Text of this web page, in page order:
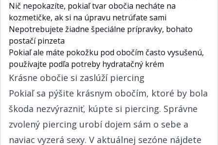
Nič nepokazíte, pokiaľ tvar obočia necháte na
kozmetičke, ak si na úpravu netrúfate sami​​​​‌ ‍ ​‍​‍‌‍ ‌ ​‍‌‍‍‌‌‍‌ ‌‍‍‌‌‍ ‍​‍​‍​ ‍‍​‍​‍‌ ​ ‌‍​‌‌‍ ‍‌‍‍‌‌ ‌​‌ ‍‌​‍ ‍‌‍‍‌‌‍ ​‍​‍​‍ ​​‍​‍‌‍‍​‌ ​‍‌‍‌‌‌‍‌‍​‍​‍​ ‍‍​‍​‍‌‍‍​‌ ‌​‌ ‌​‌ ​​​ ‍‍​‍ ​‍ ‌‍ ​‌‍ ‌‍​ ‌‍​‌‌‍ ​‌‍‍​‌‍ ‌ ​ ‌ ‌​​ ‍‍​ ​ ​ ​​​ ​​​ ​​​‍ ‌ ​ ‌ ‌​‌ ‌‌‌‍‌​‌‍‍‌‌‍ ​‍ ‌‍‍‌‌‍ ‍‌ ‌​‌‍‌‌‌‍ ‍‌ ‌​​‍ ‌‍‌‌‌‍‌​‌‍‍‌‌ ‌​​‍ ‌‍ ‌‌‍ ‌‍‌​‌‍‌‌​ ‌‌ ​​‌ ​‍‌‍‌‌‌ ​ ‌‍‌‌‌‍ ‍‌ ‌​‌‍​‌‌ ‌​‌‍‍‌‌‍ ‌‍ ‍​ ‍ ‌‍‍‌‌‍‌​​ ‌‌ ​​‌‍ ‌ ​ ‌ ‌​​‍ ‌​ ​‍​ ‍​​ ‌‍​ ‌​​ ‍​​ ​ ​ ‍ ‌ ‌​‌ ‍‌‌ ​​‌‍‌‌​ ‌‌ ​​‌‍ ‌ ​ ‌ ‌​​ ‍ ‌ ​​‌‍​‌‌ ‌​‌‍‍​​ ‌‌‍​ ‌‍ ‌‍ ‍‌ ‌​‌‍‌‌‌‍ ‍‌ ‌​​‍‌‌​ ‌‌‌​​‍‌‌ ‌‍‍ ‌‍‌‌‌ ‍‌​‍‌‌​ ​ ‌​‌​​‍‌‌​ ​ ‌​‌​​‍‌‌​ ​‍​ ​‍​ ‌ ​ ​ ​ ‌‌​ ‌‍‌‍​‌‌‍‌​​ ​‌​ ‌‌​ ​ ‌‍​‌​ ​‍​ ‍​​‍‌‌​ ​‍​ ​‍​‍‌‌​ ‌‌‌​‌​​‍ ‍‌‍​ ‌‍‍​‌‍‍‌‌‍ ​‌‍‌​‌ ​‍‌‍‌‌‌‍ ‍​‍‌‌​ ‌‌‌​​‍‌‌ ‌‍‍ ‌‍‌‌‌ ‍‌​‍‌‌​ ​ ‌​‌​​‍‌‌​ ​ ‌​‌​​‍‌‌​ ​‍​ ​‍​ ‌ ​ ​ ​ ‌‌​ ‌‍‌‍​‌‌‍‌​​ ​‌​ ‌‌​ ​ ‌‍​‌​ ​‍​ ‍​​ ​​​‍‌‌​ ​‍​ ​‍​‍‌‌​ ‌‌‌​‌​​‍ ‍‌ ‌​‌‍‌‌‌ ‍​‌ ‌​​ ‌‍​‍‌‍​‌‌ ​ ‌‍‌‌‌‌‌‌‌ ​‍‌‍ ​​ ‌‌‍‍​‌ ‌​‌ ‌​‌ ​​​‍‌‌​ ​ ‌​​‌​‍‌‌​ ​‍‌​‌‍​‍‌‌​ ​‍‌​‌‍‌‍ ​‌‍ ‌‍​ ‌‍​‌‌‍ ​‌‍‍​‌‍ ‌ ​ ‌ ‌​​‍‌‌​ ​ ‌​​‌​ ​ ​ ​​​ ​​​ ​​​‍‌‌​ ​‍‌​‌‍‌ ​ ‌ ‌​‌ ‌‌‌‍‌​‌‍‍‌‌‍ ​‍‌‍‌‍‍‌‌‍‌​​ ‌‌ ​​‌‍ ‌ ​ ‌ ‌​​‍ ‌​ ​‍​ ‍​​ ‌‍​ ‌​​ ‍​​ ​ ​‍‌‍‌ ‌​‌ ‍‌‌ ​​‌‍‌‌​ ‌‌ ​​‌‍ ‌ ​ ‌ ‌​​‍‌‍‌ ​​‌‍​‌‌ ‌​‌‍‍​​ ‌‌‍​ ‌‍ ‌‍ ‍‌ ‌​‌‍‌‌‌‍ ‍‌ ‌​​‍‌‌​ ‌‌‌​​‍‌‌ ‌‍‍ ‌‍‌‌‌ ‍‌​‍‌‌​ ​ ‌​‌​​‍‌‌​ ​ ‌​‌​​‍‌‌​ ​‍​ ​‍​ ‌ ​ ​ ​ ‌‌​ ‌‍‌‍​‌‌‍‌​​ ​‌​ ‌‌​ ​ ‌‍​‌​ ​‍​ ‍​​‍‌‌​ ​‍​ ​‍​‍‌‌​ ‌‌‌​‌​​‍ ‍‌‍​ ‌‍‍​‌‍‍‌‌‍ ​‌‍‌​‌ ​‍‌‍‌‌‌‍ ‍​‍‌‌​ ‌‌‌​​‍‌‌ ‌‍‍ ‌‍‌‌‌ ‍‌​‍‌‌​ ​ ‌​‌​​‍‌‌​ ​ ‌​‌​​‍‌‌​ ​‍​ ​‍​ ‌ ​ ​ ​ ‌‌​ ‌‍‌‍​‌‌‍‌​​ ​‌​ ‌‌​ ​ ‌‍​‌​ ​‍​ ‍​​ ​​​‍‌‌​ ​‍​ ​‍​‍‌‌​ ‌‌‌​‌​​‍ ‍‌ ‌​‌‍‌‌‌ ‍​‌ ‌​​‍‌‍‌ ​​‌‍‌‌‌ ​‍‌ ​ ‌ ​​‌‍‌‌‌‍​ ‌ ‌​‌‍‍‌‌ ‌‍‌‍‌‌​ ‌‌ ​​‌ ‌‌‌‍​‍‌‍ ​‌‍‍‌‌ ​ ‌‍‍​‌‍‌‌‌‍‌​​‍​‍‌ ‌
Nepotrebujete žiadne špeciálne prípravky, bohato
postačí pinzeta​​​​‌ ‍ ​‍​‍‌‍ ‌ ​‍‌‍‍‌‌‍‌ ‌‍‍‌‌‍ ‍​‍​‍​ ‍‍​‍​‍‌ ​ ‌‍​‌‌‍ ‍‌‍‍‌‌ ‌​‌ ‍‌​‍ ‍‌‍‍‌‌‍ ​‍​‍​‍ ​​‍​‍‌‍‍​‌ ​‍‌‍‌‌‌‍‌‍​‍​‍​ ‍‍​‍​‍‌‍‍​‌ ‌​‌ ‌​‌ ​​​ ‍‍​‍ ​‍ ‌‍ ​‌‍ ‌‍​ ‌‍​‌‌‍ ​‌‍‍​‌‍ ‌ ​ ‌ ‌​​ ‍‍​ ​ ​ ​​​ ​​​ ​​​‍ ‌ ​ ‌ ‌​‌ ‌‌‌‍‌​‌‍‍‌‌‍ ​‍ ‌‍‍‌‌‍ ‍‌ ‌​‌‍‌‌‌‍ ‍‌ ‌​​‍ ‌‍‌‌‌‍‌​‌‍‍‌‌ ‌​​‍ ‌‍ ‌‌‍ ‌‍‌​‌‍‌‌​ ‌‌ ​​‌ ​‍‌‍‌‌‌ ​ ‌‍‌‌‌‍ ‍‌ ‌​‌‍​‌‌ ‌​‌‍‍‌‌‍ ‌‍ ‍​ ‍ ‌‍‍‌‌‍‌​​ ‌‌ ​​‌‍ ‌ ​ ‌ ‌​​‍ ‌​ ​‍​ ‍​​ ‌‍​ ‌​​ ‍​​ ​ ​ ‍ ‌ ‌​‌ ‍‌‌ ​​‌‍‌‌​ ‌‌ ​​‌‍ ‌ ​ ‌ ‌​​ ‍ ‌ ​​‌‍​‌‌ ‌​‌‍‍​​ ‌‌‍​ ‌‍ ‌‍ ‍‌ ‌​‌‍‌‌‌‍ ‍‌ ‌​​‍‌‌​ ‌‌‌​​‍‌‌ ‌‍‍ ‌‍‌‌‌ ‍‌​‍‌‌​ ​ ‌​‌​​‍‌‌​ ​ ‌​‌​​‍‌‌​ ​‍​ ​‍​ ‌​​ ​‌​ ‍‌​ ‌‍‌‍​‌‌‍​‌​ ​ ‌‍‌​​ ‌​​ ​‌​ ‍‌​ ​​​‍‌‌​ ​‍​ ​‍​‍‌‌​ ‌‌‌​‌​​‍ ‍‌‍​ ‌‍‍​‌‍‍‌‌‍ ​‌‍‌​‌ ​‍‌‍‌‌‌‍ ‍​‍‌‌​ ‌‌‌​​‍‌‌ ‌‍‍ ‌‍‌‌‌ ‍‌​‍‌‌​ ​ ‌​‌​​‍‌‌​ ​ ‌​‌​​‍‌‌​ ​‍​ ​‍​ ‌​​ ​‌​ ‍‌​ ‌‍‌‍​‌‌‍​‌​ ​ ‌‍‌​​ ‌​​ ​‌​ ‍‌​ ​​​ ​​​‍‌‌​ ​‍​ ​‍​‍‌‌​ ‌‌‌​‌​​‍ ‍‌ ‌​‌‍‌‌‌ ‍​‌ ‌​​ ‌‍​‍‌‍​‌‌ ​ ‌‍‌‌‌‌‌‌‌ ​‍‌‍ ​​ ‌‌‍‍​‌ ‌​‌ ‌​‌ ​​​‍‌‌​ ​ ‌​​‌​‍‌‌​ ​‍‌​‌‍​‍‌‌​ ​‍‌​‌‍‌‍ ​‌‍ ‌‍​ ‌‍​‌‌‍ ​‌‍‍​‌‍ ‌ ​ ‌ ‌​​‍‌‌​ ​ ‌​​‌​ ​ ​ ​​​ ​​​ ​​​‍‌‌​ ​‍‌​‌‍‌ ​ ‌ ‌​‌ ‌‌‌‍‌​‌‍‍‌‌‍ ​‍‌‍‌‍‍‌‌‍‌​​ ‌‌ ​​‌‍ ‌ ​ ‌ ‌​​‍ ‌​ ​‍​ ‍​​ ‌‍​ ‌​​ ‍​​ ​ ​‍‌‍‌ ‌​‌ ‍‌‌ ​​‌‍‌‌​ ‌‌ ​​‌‍ ‌ ​ ‌ ‌​​‍‌‍‌ ​​‌‍​‌‌ ‌​‌‍‍​​ ‌‌‍​ ‌‍ ‌‍ ‍‌ ‌​‌‍‌‌‌‍ ‍‌ ‌​​‍‌‌​ ‌‌‌​​‍‌‌ ‌‍‍ ‌‍‌‌‌ ‍‌​‍‌‌​ ​ ‌​‌​​‍‌‌​ ​ ‌​‌​​‍‌‌​ ​‍​ ​‍​ ‌​​ ​‌​ ‍‌​ ‌‍‌‍​‌‌‍​‌​ ​ ‌‍‌​​ ‌​​ ​‌​ ‍‌​ ​​​‍‌‌​ ​‍​ ​‍​‍‌‌​ ‌‌‌​‌​​‍ ‍‌‍​ ‌‍‍​‌‍‍‌‌‍ ​‌‍‌​‌ ​‍‌‍‌‌‌‍ ‍​‍‌‌​ ‌‌‌​​‍‌‌ ‌‍‍ ‌‍‌‌‌ ‍‌​‍‌‌​ ​ ‌​‌​​‍‌‌​ ​ ‌​‌​​‍‌‌​ ​‍​ ​‍​ ‌​​ ​‌​ ‍‌​ ‌‍‌‍​‌‌‍​‌​ ​ ‌‍‌​​ ‌​​ ​‌​ ‍‌​ ​​​ ​​​‍‌‌​ ​‍​ ​‍​‍‌‌​ ‌‌‌​‌​​‍ ‍‌ ‌​‌‍‌‌‌ ‍​‌ ‌​​‍‌‍‌ ​​‌‍‌‌‌ ​‍‌ ​ ‌ ​​‌‍‌‌‌‍​ ‌ ‌​‌‍‍‌‌ ‌‍‌‍‌‌​ ‌‌ ​​‌ ‌‌‌‍​‍‌‍ ​‌‍‍‌‌ ​ ‌‍‍​‌‍‌‌‌‍‌​​‍​‍‌ ‌
Pokiaľ ale máte pokožku pod obočím často vysušenú,
používajte podľa potreby hydratačný krém​​​​‌ ‍ ​‍​‍‌‍ ‌ ​‍‌‍‍‌‌‍‌ ‌‍‍‌‌‍ ‍​‍​‍​ ‍‍​‍​‍‌ ​ ‌‍​‌‌‍ ‍‌‍‍‌‌ ‌​‌ ‍‌​‍ ‍‌‍‍‌‌‍ ​‍​‍​‍ ​​‍​‍‌‍‍​‌ ​‍‌‍‌‌‌‍‌‍​‍​‍​ ‍‍​‍​‍‌‍‍​‌ ‌​‌ ‌​‌ ​​​ ‍‍​‍ ​‍ ‌‍ ​‌‍ ‌‍​ ‌‍​‌‌‍ ​‌‍‍​‌‍ ‌ ​ ‌ ‌​​ ‍‍​ ​ ​ ​​​ ​​​ ​​​‍ ‌ ​ ‌ ‌​‌ ‌‌‌‍‌​‌‍‍‌‌‍ ​‍ ‌‍‍‌‌‍ ‍‌ ‌​‌‍‌‌‌‍ ‍‌ ‌​​‍ ‌‍‌‌‌‍‌​‌‍‍‌‌ ‌​​‍ ‌‍ ‌‌‍ ‌‍‌​‌‍‌‌​ ‌‌ ​​‌ ​‍‌‍‌‌‌ ​ ‌‍‌‌‌‍ ‍‌ ‌​‌‍​‌‌ ‌​‌‍‍‌‌‍ ‌‍ ‍​ ‍ ‌‍‍‌‌‍‌​​ ‌‌ ​​‌‍ ‌ ​ ‌ ‌​​‍ ‌​ ​‍​ ‍​​ ‌‍​ ‌​​ ‍​​ ​ ​ ‍ ‌ ‌​‌ ‍‌‌ ​​‌‍‌‌​ ‌‌ ​​‌‍ ‌ ​ ‌ ‌​​ ‍ ‌ ​​‌‍​‌‌ ‌​‌‍‍​​ ‌‌‍​ ‌‍ ‌‍ ‍‌ ‌​‌‍‌‌‌‍ ‍‌ ‌​​‍‌‌​ ‌‌‌​​‍‌‌ ‌‍‍ ‌‍‌‌‌ ‍‌​‍‌‌​ ​ ‌​‌​​‍‌‌​ ​ ‌​‌​​‍‌‌​ ​‍​ ​‍​ ‌ ‌‍​‌​ ​ ‌‍​‍​ ‌ ​ ‍​​ ​‌​ ‍​​ ‌​​ ​‌‌‍‌‌​ ​ ​‍‌‌​ ​‍​ ​‍​‍‌‌​ ‌‌‌​‌​​‍ ‍‌‍​ ‌‍‍​‌‍‍‌‌‍ ​‌‍‌​‌ ​‍‌‍‌‌‌‍ ‍​‍‌‌​ ‌‌‌​​‍‌‌ ‌‍‍ ‌‍‌‌‌ ‍‌​‍‌‌​ ​ ‌​‌​​‍‌‌​ ​ ‌​‌​​‍‌‌​ ​‍​ ​‍​ ‌ ‌‍​‌​ ​ ‌‍​‍​ ‌ ​ ‍​​ ​‌​ ‍​​ ‌​​ ​‌‌‍‌‌​ ​ ​ ​​​‍‌‌​ ​‍​ ​‍​‍‌‌​ ‌‌‌​‌​​‍ ‍‌ ‌​‌‍‌‌‌ ‍​‌ ‌​​ ‌‍​‍‌‍​‌‌ ​ ‌‍‌‌‌‌‌‌‌ ​‍‌‍ ​​ ‌‌‍‍​‌ ‌​‌ ‌​‌ ​​​‍‌‌​ ​ ‌​​‌​‍‌‌​ ​‍‌​‌‍​‍‌‌​ ​‍‌​‌‍‌‍ ​‌‍ ‌‍​ ‌‍​‌‌‍ ​‌‍‍​‌‍ ‌ ​ ‌ ‌​​‍‌‌​ ​ ‌​​‌​ ​ ​ ​​​ ​​​ ​​​‍‌‌​ ​‍‌​‌‍‌ ​ ‌ ‌​‌ ‌‌‌‍‌​‌‍‍‌‌‍ ​‍‌‍‌‍‍‌‌‍‌​​ ‌‌ ​​‌‍ ‌ ​ ‌ ‌​​‍ ‌​ ​‍​ ‍​​ ‌‍​ ‌​​ ‍​​ ​ ​‍‌‍‌ ‌​‌ ‍‌‌ ​​‌‍‌‌​ ‌‌ ​​‌‍ ‌ ​ ‌ ‌​​‍‌‍‌ ​​‌‍​‌‌ ‌​‌‍‍​​ ‌‌‍​ ‌‍ ‌‍ ‍‌ ‌​‌‍‌‌‌‍ ‍‌ ‌​​‍‌‌​ ‌‌‌​​‍‌‌ ‌‍‍ ‌‍‌‌‌ ‍‌​‍‌‌​ ​ ‌​‌​​‍‌‌​ ​ ‌​‌​​‍‌‌​ ​‍​ ​‍​ ‌ ‌‍​‌​ ​ ‌‍​‍​ ‌ ​ ‍​​ ​‌​ ‍​​ ‌​​ ​‌‌‍‌‌​ ​ ​‍‌‌​ ​‍​ ​‍​‍‌‌​ ‌‌‌​‌​​‍ ‍‌‍​ ‌‍‍​‌‍‍‌‌‍ ​‌‍‌​‌ ​‍‌‍‌‌‌‍ ‍​‍‌‌​ ‌‌‌​​‍‌‌ ‌‍‍ ‌‍‌‌‌ ‍‌​‍‌‌​ ​ ‌​‌​​‍‌‌​ ​ ‌​‌​​‍‌‌​ ​‍​ ​‍​ ‌ ‌‍​‌​ ​ ‌‍​‍​ ‌ ​ ‍​​ ​‌​ ‍​​ ‌​​ ​‌‌‍‌‌​ ​ ​ ​​​‍‌‌​ ​‍​ ​‍​‍‌‌​ ‌‌‌​‌​​‍ ‍‌ ‌​‌‍‌‌‌ ‍​‌ ‌​​‍‌‍‌ ​​‌‍‌‌‌ ​‍‌ ​ ‌ ​​‌‍‌‌‌‍​ ‌ ‌​‌‍‍‌‌ ‌‍‌‍‌‌​ ‌‌ ​​‌ ‌‌‌‍​‍‌‍ ​‌‍‍‌‌ ​ ‌‍‍​‌‍‌‌‌‍‌​​‍​‍‌ ‌
Krásne obočie si zaslúží piercing​​​​‌ ‍ ​‍​‍‌‍ ‌ ​‍‌‍‍‌‌‍‌ ‌‍‍‌‌‍ ‍​‍​‍​ ‍‍​‍​‍‌ ​ ‌‍​‌‌‍ ‍‌‍‍‌‌ ‌​‌ ‍‌​‍ ‍‌‍‍‌‌‍ ​‍​‍​‍ ​​‍​‍‌‍‍​‌ ​‍‌‍‌‌‌‍‌‍​‍​‍​ ‍‍​‍​‍‌‍‍​‌ ‌​‌ ‌​‌ ​​​ ‍‍​‍ ​‍ ‌‍ ​‌‍ ‌‍​ ‌‍​‌‌‍ ​‌‍‍​‌‍ ‌ ​ ‌ ‌​​ ‍‍​ ​ ​ ​​​ ​​​ ​​​‍ ‌ ​ ‌ ‌​‌ ‌‌‌‍‌​‌‍‍‌‌‍ ​‍ ‌‍‍‌‌‍ ‍‌ ‌​‌‍‌‌‌‍ ‍‌ ‌​​‍ ‌‍‌‌‌‍‌​‌‍‍‌‌ ‌​​‍ ‌‍ ‌‌‍ ‌‍‌​‌‍‌‌​ ‌‌ ​​‌ ​‍‌‍‌‌‌ ​ ‌‍‌‌‌‍ ‍‌ ‌​‌‍​‌‌ ‌​‌‍‍‌‌‍ ‌‍ ‍​ ‍ ‌‍‍‌‌‍‌​​ ‌‌ ​​‌‍ ‌ ​ ‌ ‌​​‍ ‌​ ​‍​ ‍​​ ‌‍​ ‌​​ ‍​​ ​ ​ ‍ ‌ ‌​‌ ‍‌‌ ​​‌‍‌‌​ ‌‌ ​​‌‍ ‌ ​ ‌ ‌​​ ‍ ‌ ​​‌‍​‌‌ ‌​‌‍‍​​ ‌‌‍​ ‌‍ ‌‍ ‍‌ ‌​‌‍‌‌‌‍ ‍‌ ‌​​‍‌‌​ ‌‌‌​​‍‌‌ ‌‍‍ ‌‍‌‌‌ ‍‌​‍‌‌​ ​ ‌​‌​​‍‌‌​ ​ ‌​‌​​‍‌‌​ ​‍​ ​‍​ ‌ ​ ​‌​ ‌​​ ‌‌‌‍​ ​ ​‍​ ‍​​ ‌ ​ ​‌​ ‍​‌‍​‌‌‍​‍​‍‌‌​ ​‍​ ​‍​‍‌‌​ ‌‌‌​‌​​‍ ‍‌‍​ ‌‍‍​‌‍‍‌‌‍ ​‌‍‌​‌ ​‍‌‍‌‌‌‍ ‍​‍‌‌​ ‌‌‌​​‍‌‌ ‌‍‍ ‌‍‌‌‌ ‍‌​‍‌‌​ ​ ‌​‌​​‍‌‌​ ​ ‌​‌​​‍‌‌​ ​‍​ ​‍​ ‌ ​ ​‌​ ‌​​ ‌‌‌‍​ ​ ​‍​ ‍​​ ‌ ​ ​‌​ ‍​‌‍​‌‌‍​‍​ ​​​‍‌‌​ ​‍​ ​‍​‍‌‌​ ‌‌‌​‌​​‍ ‍‌ ‌​‌‍‌‌‌ ‍​‌ ‌​​ ‌‍​‍‌‍​‌‌ ​ ‌‍‌‌‌‌‌‌‌ ​‍‌‍ ​​ ‌‌‍‍​‌ ‌​‌ ‌​‌ ​​​‍‌‌​ ​ ‌​​‌​‍‌‌​ ​‍‌​‌‍​‍‌‌​ ​‍‌​‌‍‌‍ ​‌‍ ‌‍​ ‌‍​‌‌‍ ​‌‍‍​‌‍ ‌ ​ ‌ ‌​​‍‌‌​ ​ ‌​​‌​ ​ ​ ​​​ ​​​ ​​​‍‌‌​ ​‍‌​‌‍‌ ​ ‌ ‌​‌ ‌‌‌‍‌​‌‍‍‌‌‍ ​‍‌‍‌‍‍‌‌‍‌​​ ‌‌ ​​‌‍ ‌ ​ ‌ ‌​​‍ ‌​ ​‍​ ‍​​ ‌‍​ ‌​​ ‍​​ ​ ​‍‌‍‌ ‌​‌ ‍‌‌ ​​‌‍‌‌​ ‌‌ ​​‌‍ ‌ ​ ‌ ‌​​‍‌‍‌ ​​‌‍​‌‌ ‌​‌‍‍​​ ‌‌‍​ ‌‍ ‌‍ ‍‌ ‌​‌‍‌‌‌‍ ‍‌ ‌​​‍‌‌​ ‌‌‌​​‍‌‌ ‌‍‍ ‌‍‌‌‌ ‍‌​‍‌‌​ ​ ‌​‌​​‍‌‌​ ​ ‌​‌​​‍‌‌​ ​‍​ ​‍​ ‌ ​ ​‌​ ‌​​ ‌‌‌‍​ ​ ​‍​ ‍​​ ‌ ​ ​‌​ ‍​‌‍​‌‌‍​‍​‍‌‌​ ​‍​ ​‍​‍‌‌​ ‌‌‌​‌​​‍ ‍‌‍​ ‌‍‍​‌‍‍‌‌‍ ​‌‍‌​‌ ​‍‌‍‌‌‌‍ ‍​‍‌‌​ ‌‌‌​​‍‌‌ ‌‍‍ ‌‍‌‌‌ ‍‌​‍‌‌​ ​ ‌​‌​​‍‌‌​ ​ ‌​‌​​‍‌‌​ ​‍​ ​‍​ ‌ ​ ​‌​ ‌​​ ‌‌‌‍​ ​ ​‍​ ‍​​ ‌ ​ ​‌​ ‍​‌‍​‌‌‍​‍​ ​​​‍‌‌​ ​‍​ ​‍​‍‌‌​ ‌‌‌​‌​​‍ ‍‌ ‌​‌‍‌‌‌ ‍​‌ ‌​​‍‌‍‌ ​​‌‍‌‌‌ ​‍‌ ​ ‌ ​​‌‍‌‌‌‍​ ‌ ‌​‌‍‍‌‌ ‌‍‌‍‌‌​ ‌‌ ​​‌ ‌‌‌‍​‍‌‍ ​‌‍‍‌‌ ​ ‌‍‍​‌‍‌‌‌‍‌​​‍​‍‌ ‌
Pokiaľ sa pýšite krásnym obočím, ktoré by bola
škoda nezvýrazniť, kúpte si piercing. Správne
zvolený piercing urobí dojem sám o sebe a
naviac vyzerá sexy. V aktuálnej sezóne nájdete